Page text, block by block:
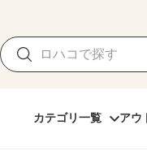
カテゴリ一覧 アウ